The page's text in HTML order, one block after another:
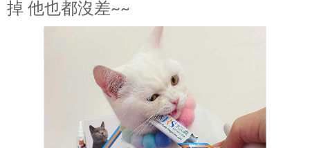
掉 他也都沒差~~